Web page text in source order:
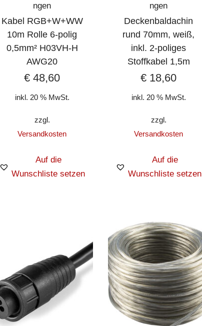
ngen
Kabel RGB+W+WW
10m Rolle 6-polig
0,5mm² H03VH-H
AWG20
€ 48,60
inkl. 20 % MwSt.
zzgl.
Versandkosten
Auf die
Wunschliste setzen
ngen
Deckenbaldachin
rund 70mm, weiß,
inkl. 2-poliges
Stoffkabel 1,5m
€ 18,60
inkl. 20 % MwSt.
zzgl.
Versandkosten
Auf die
Wunschliste setzen